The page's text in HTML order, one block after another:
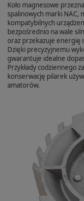
Koło magnesowe
spalinowych marki NAC,
kompatybilnych
bezpośrednio na wale
oraz przekazuje energię
Dzięki precyzyjnemu
gwarantuje idealne
Przykłady codziennego
konserwację pilarek
amatorów.